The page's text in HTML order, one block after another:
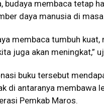
budaya membaca tetap
daya manusia di
membaca tumbuh
juga akan meningkat,”
buku tersebut
di antaranya membawa
Pemkab Maros.